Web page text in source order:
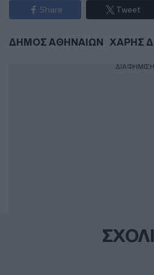
Share Tweet
ΔΗΜΟΣ ΑΘΗΝΑΙΩΝ ΧΑΡΗΣ
ΔΙΑΦΗΜΙΣΗ